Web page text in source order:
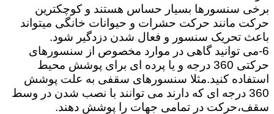
برخی سنسورها بسیار حساس هستند و کوچکترین
حرکت مانند حرکت حشرات و حیوانات خانگی میتواند
باعث تحریک سنسور و فعال شدن دزدگیر شود.
6-می توانید گاهی در موارد مخصوص از سنسورهای
حرکتی 360 درجه و یا پرده ای برای پوشش محیط
استفاده کنید.مثلا سنسورهای سقفی به علت پوشش
360 درجه ای که دارند می توانند با نصب شدن در وسط
سقف،حرکت در تمامی جهات را پوشش دهند.